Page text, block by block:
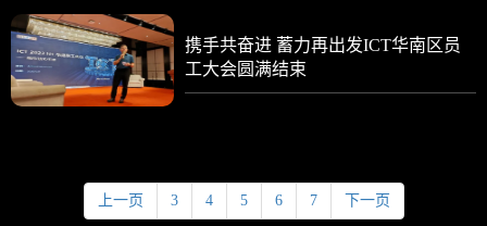
携手共奋进 蓄力再出发ICT华南区员
工大会圆满结束
上一页 3 4 5 6 7 下一页